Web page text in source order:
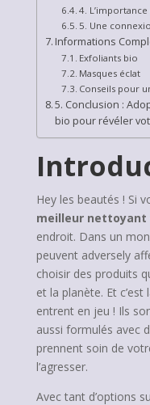
4.
5. Une
Informations
Exfoliants bio
Masques éclat
Conseils pour
5. Conclusion :
bio pour révéler
Hey les beautés ! Si
meilleur nettoyant
endroit. Dans un
peuvent adversely
choisir des produits
et la planète. Et
entrent en jeu ! Ils
aussi formulés avec
prennent soin de
l’agresser.
Avec tant d’options